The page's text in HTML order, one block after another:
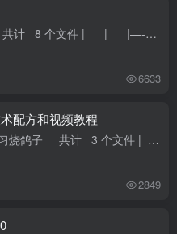
| |—-420-锡纸烧烤配方技术 共计 8 个文件 | | |—-锡纸教程一 共计 2 个文件 | | | |—-第...
6633
配方和视频教程
| |—-427-锡纸烧烤吉林实地学习烧鸽子 共计 3 个文件 | | |—-配料和调料牌子 共计 11 个文件 | | | ...
2849